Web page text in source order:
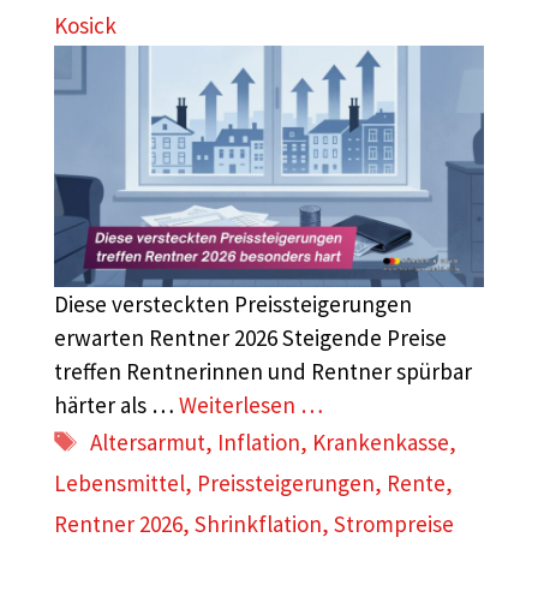
Kosick
Diese versteckten Preissteigerungen
erwarten Rentner 2026 Steigende Preise
treffen Rentnerinnen und Rentner spürbar
härter als … Weiterlesen …
Schlagwörter
Altersarmut, Inflation, Krankenkasse,
Lebensmittel, Preissteigerungen, Rente,
Rentner 2026, Shrinkflation, Strompreise